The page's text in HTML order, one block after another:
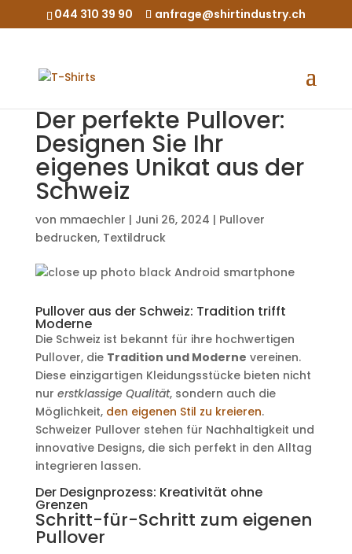
044 310 39 90 anfrage@shirtindustry.ch
Der perfekte Pullover:
Designen Sie Ihr
eigenes Unikat aus der
Schweiz
von mmaechler | Juni 26, 2024 | Pullover
bedrucken, Textildruck
Pullover aus der Schweiz: Tradition trifft
Moderne
Die Schweiz ist bekannt für ihre hochwertigen
Pullover, die Tradition und Moderne vereinen.
Diese einzigartigen Kleidungsstücke bieten nicht
nur erstklassige Qualität, sondern auch die
Möglichkeit, den eigenen Stil zu kreieren.
Schweizer Pullover stehen für Nachhaltigkeit und
innovative Designs, die sich perfekt in den Alltag
integrieren lassen.
Der Designprozess: Kreativität ohne
Grenzen
Schritt-für-Schritt zum eigenen
Pullover